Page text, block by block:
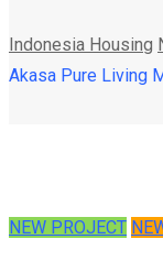
Indonesia Housing
Akasa Pure Living
NEW PROJECT